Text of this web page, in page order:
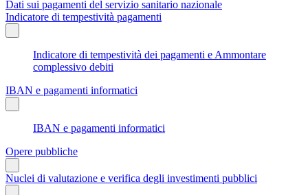
Dati sui pagamenti del servizio sanitario nazionale
Indicatore di tempestività pagamenti
Indicatore di tempestività dei pagamenti e Ammontare
complessivo debiti
IBAN e pagamenti informatici
IBAN e pagamenti informatici
Opere pubbliche
Nuclei di valutazione e verifica degli investimenti pubblici